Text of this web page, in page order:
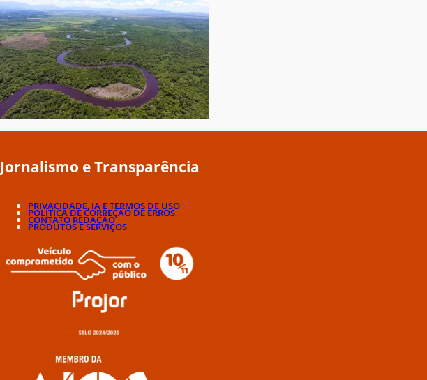
Jornalismo e Transparência
PRIVACIDADE, IA E TERMOS DE USO
POLÍTICA DE CORREÇÃO DE ERROS
CONTATO REDAÇÃO
PRODUTOS E SERVIÇOS